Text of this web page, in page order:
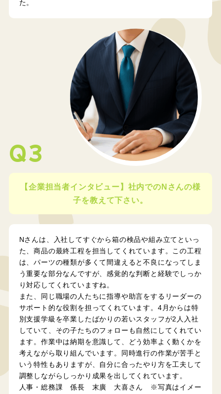
た。
Q3
【企業担当者インタビュー】社内でのNさんの様
子を教えて下さい。
Nさんは、入社してすぐから箱の検品や組み立てといっ
た、商品の最終工程を担当してくれています。この工程
は、パーツの種類が多くて間違えると不良になってしま
う重要な部分なんですが、感覚的な判断と経験でしっか
り対応してくれていますね。
また、同じ職場の人たちに指導や助言をするリーダーの
サポート的な役割を担ってくれています。4月からは特
別支援学級を卒業したばかりの若いスタッフが2人入社
していて、その子たちのフォローも自然にしてくれてい
ます。作業中は納期を意識して、どう効率よく動くかを
考えながら取り組んでいます。同時進行の作業が苦手と
いう特性もありますが、自分に合ったやり方を工夫して
調整しながらしっかり成果を出してくれています。
人事・総務課 係長 末廣 大喜さん ※写真はイメー